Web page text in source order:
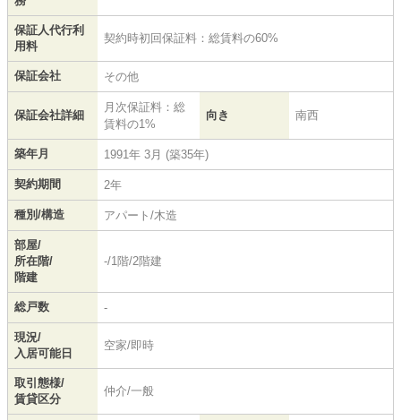
保証人代行利
用料
契約時初回保証料：総賃料の60%
保証会社 その他
保証会社詳細
月次保証料：総
賃料の1%
向き 南西
築年月 1991年 3月 (築35年)
契約期間 2年
種別/構造 アパート/木造
部屋/
所在階/
階建
-/1階/2階建
総戸数 -
現況/
入居可能日
空家/即時
取引態様/
賃貸区分
仲介/一般